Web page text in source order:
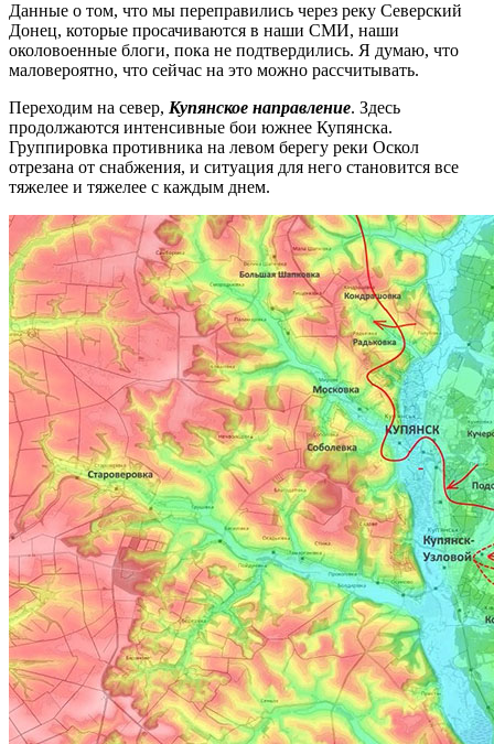
Данные о том, что мы переправились через реку Северский
Донец, которые просачиваются в наши СМИ, наши
околовоенные блоги, пока не подтвердились. Я думаю, что
маловероятно, что сейчас на это можно рассчитывать.
Переходим на север, Купянское направление. Здесь
продолжаются интенсивные бои южнее Купянска.
Группировка противника на левом берегу реки Оскол
отрезана от снабжения, и ситуация для него становится все
тяжелее и тяжелее с каждым днем.